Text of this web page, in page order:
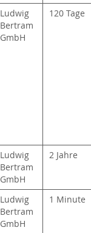
Ludwig
Bertram
GmbH
120 Tage
Ludwig
Bertram
GmbH
2 Jahre
Ludwig
Bertram
GmbH
1 Minute